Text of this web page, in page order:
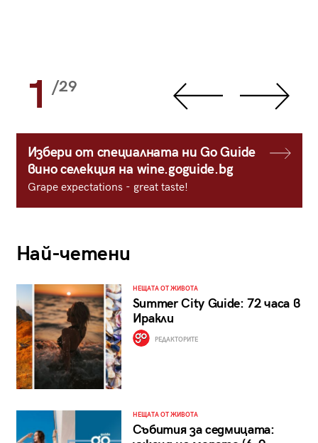
1 /29
Избери от специалната ни Go Guide
вино селекция на wine.goguide.bg
Grape expectations - great taste!
Най-четени
НЕЩАТА ОТ ЖИВОТА
Summer City Guide: 72 часа в
Иракли
РЕДАКТОРИТЕ
НЕЩАТА ОТ ЖИВОТА
Събития за седмицата: